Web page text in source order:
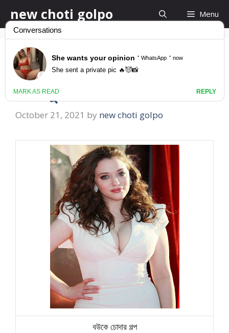
to
content
new choti golpo Menu
লন্ডনে বউকে নিয়ে গ্রুপ
চোদাচুদি
October 21, 2021 by new choti golpo
বউকে চোদার গল্প